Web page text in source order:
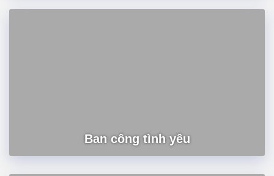
Ban công tình yêu